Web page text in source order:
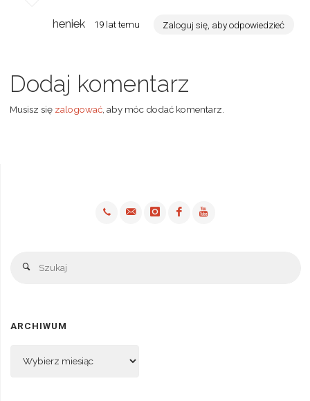
heniek 19 lat temu Zaloguj się, aby odpowiedzieć
Dodaj komentarz
Musisz się zalogować, aby móc dodać komentarz.
Szukaj
ARCHIWUM